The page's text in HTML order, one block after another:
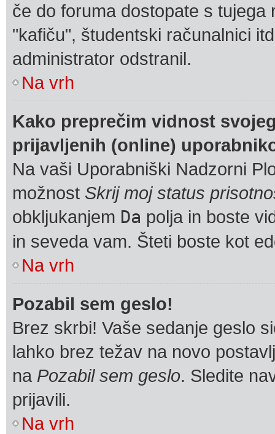
če do foruma dostopate s
"kafiču", študentski računalnici
administrator odstranil.
Na vrh
Kako preprečim vidnost
prijavljenih (online)
Na vaši Uporabniški Nadzorni
možnost Skrij moj status
obkljukanjem Da polja in boste
in seveda vam. Šteti boste kot
Na vrh
Pozabil sem geslo!
Brez skrbi! Vaše sedanje geslo
lahko brez težav na novo
na Pozabil sem geslo. Sledite
prijavili.
Na vrh